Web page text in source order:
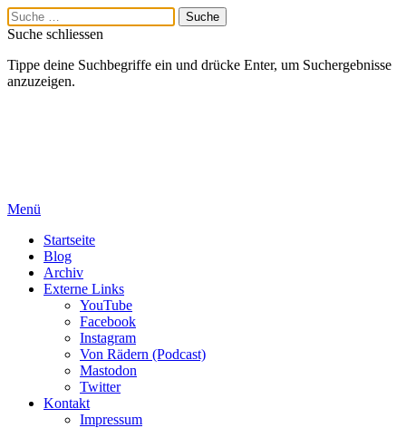
Suche schliessen
Tippe deine Suchbegriffe ein und drücke Enter, um Suchergebnisse
anzuzeigen.
Menü
Startseite
Blog
Archiv
Externe Links
YouTube
Facebook
Instagram
Von Rädern (Podcast)
Mastodon
Twitter
Kontakt
Impressum